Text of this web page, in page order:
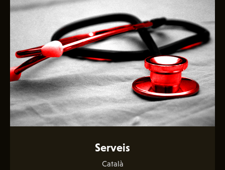
Serveis
Català